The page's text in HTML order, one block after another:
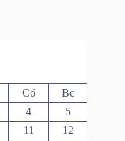
Сб
Вс
4
5
11
12